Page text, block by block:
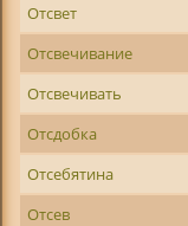
Отсвет
Отсвечивание
Отсвечивать
Отсдобка
Отсебятина
Отсев